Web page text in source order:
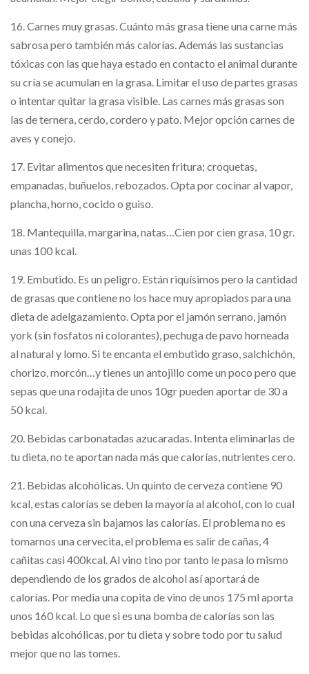
16. Carnes muy grasas. Cuánto más grasa tiene una carne más
sabrosa pero también más calorías. Además las sustancias
tóxicas con las que haya estado en contacto el animal durante
su cría se acumulan en la grasa. Limitar el uso de partes grasas
o intentar quitar la grasa visible. Las carnes más grasas son
las de ternera, cerdo, cordero y pato. Mejor opción carnes de
aves y conejo.
17. Evitar alimentos que necesiten fritura; croquetas,
empanadas, buñuelos, rebozados. Opta por cocinar al vapor,
plancha, horno, cocido o guiso.
18. Mantequilla, margarina, natas…Cien por cien grasa, 10 gr.
unas 100 kcal.
19. Embutido. Es un peligro. Están riquísimos pero la cantidad
de grasas que contiene no los hace muy apropiados para una
dieta de adelgazamiento. Opta por el jamón serrano, jamón
york (sin fosfatos ni colorantes), pechuga de pavo horneada
al natural y lomo. Si te encanta el embutido graso, salchichón,
chorizo, morcón…y tienes un antojillo come un poco pero que
sepas que una rodajita de unos 10gr pueden aportar de 30 a
50 kcal.
20. Bebidas carbonatadas azucaradas. Intenta eliminarlas de
tu dieta, no te aportan nada más que calorías, nutrientes cero.
21. Bebidas alcohólicas. Un quinto de cerveza contiene 90
kcal, estas calorías se deben la mayoría al alcohol, con lo cual
con una cerveza sin bajamos las calorías. El problema no es
tomarnos una cervecita, el problema es salir de cañas, 4
cañitas casi 400kcal. Al vino tino por tanto le pasa lo mismo
dependiendo de los grados de alcohol así aportará de
calorías. Por media una copita de vino de unos 175 ml aporta
unos 160 kcal. Lo que si es una bomba de calorías son las
bebidas alcohólicas, por tu dieta y sobre todo por tu salud
mejor que no las tomes.